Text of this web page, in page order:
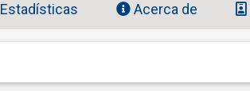
Estadísticas Acerca de